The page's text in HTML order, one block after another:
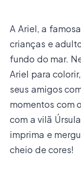
A Ariel, a
crianças e
fundo do mar.
Ariel para
seus amigos
momentos com
com a vilã
imprima e
cheio de cores!